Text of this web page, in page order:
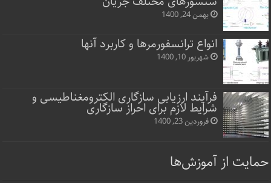
بهمن 24, 1400
انواع ترانسفورمرها و کاربرد آنها
شهریور 10, 1400
فرآیند ارزیابی سازگاری الکترومغناطیسی و
شرایط لازم برای احراز سازگاری
فروردین 23, 1400
حمایت از آموزش‌ها